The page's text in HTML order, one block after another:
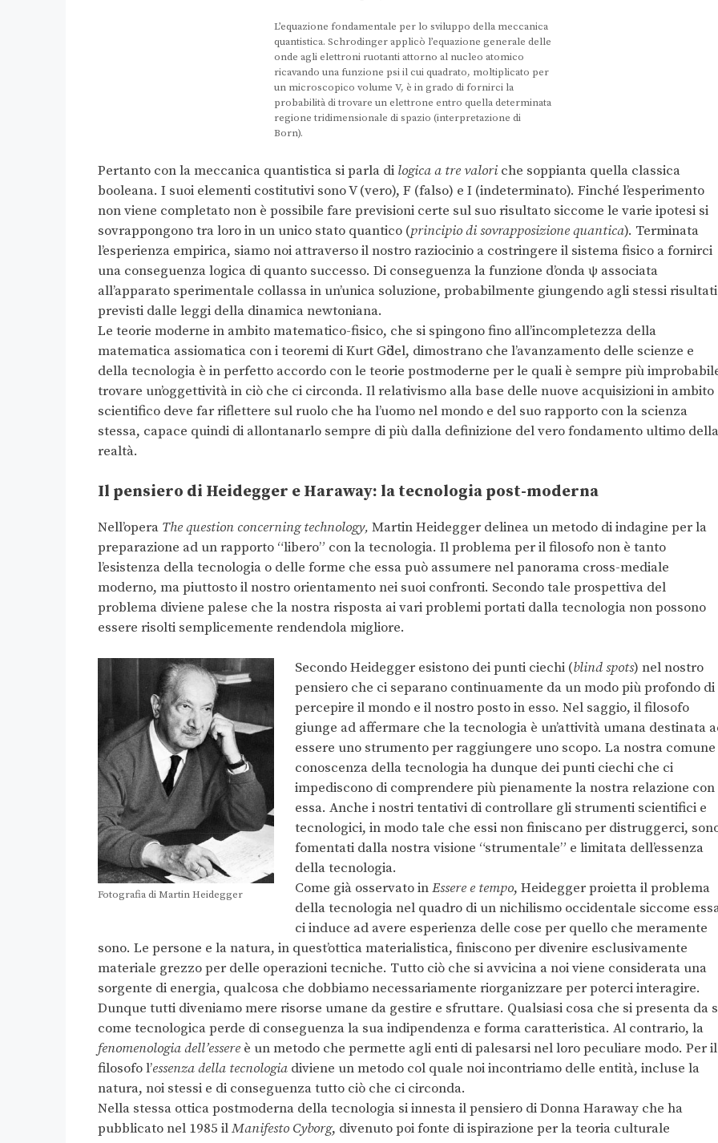
L’equazione fondamentale per lo sviluppo della meccanica
quantistica. Schrodinger applicò l’equazione generale delle
onde agli elettroni ruotanti attorno al nucleo atomico
ricavando una funzione psi il cui quadrato, moltiplicato per
un microscopico volume V, è in grado di fornirci la
probabilità di trovare un elettrone entro quella determinata
regione tridimensionale di spazio (interpretazione di
Born).
Pertanto con la meccanica quantistica si parla di logica a tre valori che soppianta quella classica
booleana. I suoi elementi costitutivi sono V (vero), F (falso) e I (indeterminato). Finché l’esperimento
non viene completato non è possibile fare previsioni certe sul suo risultato siccome le varie ipotesi si
sovrappongono tra loro in un unico stato quantico (principio di sovrapposizione quantica). Terminata
l’esperienza empirica, siamo noi attraverso il nostro raziocinio a costringere il sistema fisico a fornirci
una conseguenza logica di quanto successo. Di conseguenza la funzione d’onda ψ associata
all’apparato sperimentale collassa in un’unica soluzione, probabilmente giungendo agli stessi risultati
previsti dalle leggi della dinamica newtoniana.
Le teorie moderne in ambito matematico-fisico, che si spingono fino all’incompletezza della
matematica assiomatica con i teoremi di Kurt Gӧdel, dimostrano che l’avanzamento delle scienze e
della tecnologia è in perfetto accordo con le teorie postmoderne per le quali è sempre più
trovare un’oggettività in ciò che ci circonda. Il relativismo alla base delle nuove acquisizioni in ambito
scientifico deve far riflettere sul ruolo che ha l’uomo nel mondo e del suo rapporto con la scienza
stessa, capace quindi di allontanarlo sempre di più dalla definizione del vero fondamento ultimo della
realtà.
Il pensiero di Heidegger e Haraway: la tecnologia post-moderna
Nell’opera The question concerning technology, Martin Heidegger delinea un metodo di indagine per la
preparazione ad un rapporto “libero” con la tecnologia. Il problema per il filosofo non è tanto
l’esistenza della tecnologia o delle forme che essa può assumere nel panorama cross-mediale
moderno, ma piuttosto il nostro orientamento nei suoi confronti. Secondo tale prospettiva del
problema diviene palese che la nostra risposta ai vari problemi portati dalla tecnologia non possono
essere risolti semplicemente rendendola migliore.
Fotografia di Martin Heidegger
Secondo Heidegger esistono dei punti ciechi (blind spots) nel nostro
pensiero che ci separano continuamente da un modo più profondo di
percepire il mondo e il nostro posto in esso. Nel saggio, il filosofo
giunge ad affermare che la tecnologia è un’attività umana destinata
essere uno strumento per raggiungere uno scopo. La nostra comune
conoscenza della tecnologia ha dunque dei punti ciechi che ci
impediscono di comprendere più pienamente la nostra relazione con
essa. Anche i nostri tentativi di controllare gli strumenti scientifici e
tecnologici, in modo tale che essi non finiscano per distruggerci,
fomentati dalla nostra visione “strumentale” e limitata dell’essenza
della tecnologia.
Come già osservato inEssere e tempo, Heidegger proietta il problema
della tecnologia nel quadro di un nichilismo occidentale siccome
ci induce ad avere esperienza delle cose per quello che meramente
sono. Le persone e la natura, in quest’ottica materialistica, finiscono per divenire esclusivamente
materiale grezzo per delle operazioni tecniche. Tutto ciò che si avvicina a noi viene considerata una
sorgente di energia, qualcosa che dobbiamo necessariamente riorganizzare per poterci interagire.
Dunque tutti diveniamo mere risorse umane da gestire e sfruttare. Qualsiasi cosa che si presenta da
come tecnologica perde di conseguenza la sua indipendenza e forma caratteristica. Al contrario, la
fenomenologia dell’essere è un metodo che permette agli enti di palesarsi nel loro peculiare modo. Per il
filosofo l’essenza della tecnologia diviene un metodo col quale noi incontriamo delle entità, incluse la
natura, noi stessi e di conseguenza tutto ciò che ci circonda.
Nella stessa ottica postmoderna della tecnologia si innesta il pensiero di Donna Haraway che ha
pubblicato nel 1985 ilManifesto Cyborg, divenuto poi fonte di ispirazione per la teoria culturale